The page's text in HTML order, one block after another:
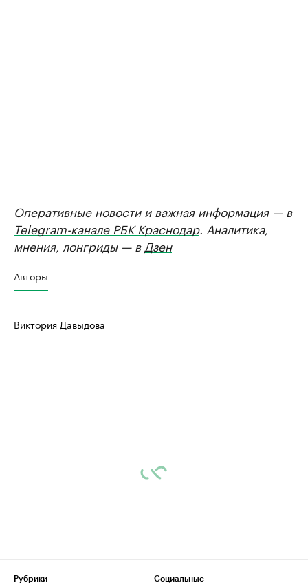
Оперативные новости и важная информация — в
Telegram-канале РБК Краснодар. Аналитика,
мнения, лонгриды — в Дзен
Авторы
Виктория Давыдова
Рубрики
Социальные